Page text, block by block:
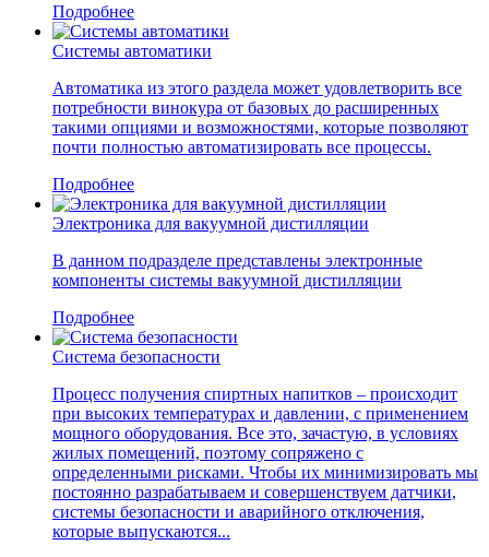
Подробнее
Системы автоматики
Автоматика из этого раздела может удовлетворить все
потребности винокура от базовых до расширенных
такими опциями и возможностями, которые позволяют
почти полностью автоматизировать все процессы.
Подробнее
Электроника для вакуумной дистилляции
В данном подразделе представлены электронные
компоненты системы вакуумной дистилляции
Подробнее
Система безопасности
Процесс получения спиртных напитков – происходит
при высоких температурах и давлении, с применением
мощного оборудования. Все это, зачастую, в условиях
жилых помещений, поэтому сопряжено с
определенными рисками. Чтобы их минимизировать мы
постоянно разрабатываем и совершенствуем датчики,
системы безопасности и аварийного отключения,
которые выпускаются...